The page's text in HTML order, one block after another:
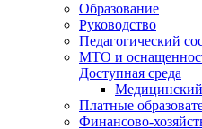
Образование
Руководство
Педагогический
МТО и
Доступная среда
Платные
Финансово-